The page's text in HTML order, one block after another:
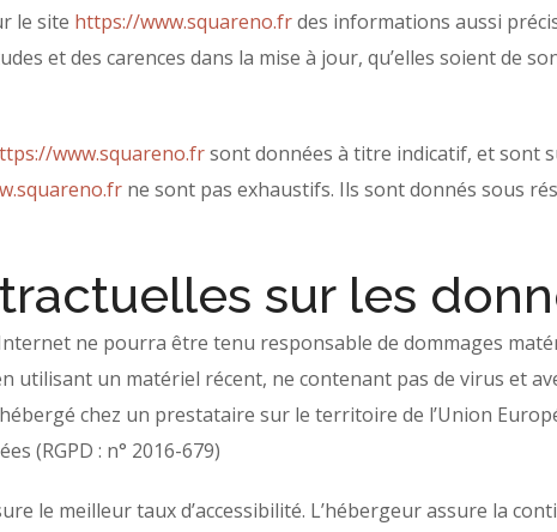
le site https://www.squareno.frdes informations aussi
et des carences dans la mise à jour, qu’elles soient de
www.squareno.frsont données à titre indicatif, et sont
ne sont pas exhaustifs. Ils sont donnés sous
sur les
ne pourra être tenu responsable de dommages
utilisant un matériel récent, ne contenant pas de virus et
chez un prestataire sur le territoire de l’Union
(RGPD : n° 2016-679)
le meilleur taux d’accessibilité. L’hébergeur assure la